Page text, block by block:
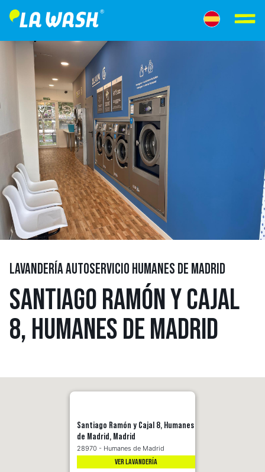
LAVANDERÍA AUTOSERVICIO HUMANES DE MADRID
SANTIAGO RAMÓN Y CAJAL
8, HUMANES DE MADRID
Santiago Ramón y Cajal 8, Humanes
de Madrid, Madrid
28970 - Humanes de Madrid
VER LAVANDERÍA